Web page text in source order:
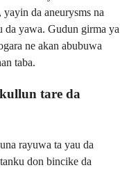
da aneurysms na
da yawa. Gudun girma ya
ne akan abubuwa
taba.
tare da
rayuwa ta yau da
don bincike da